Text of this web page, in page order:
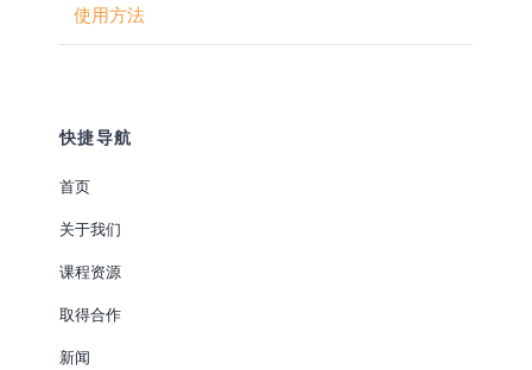
使用方法
快捷导航
首页
关于我们
课程资源
取得合作
新闻